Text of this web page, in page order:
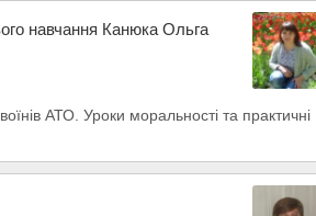
навчання Канюка Ольга
АТО. Уроки моральності та практичні